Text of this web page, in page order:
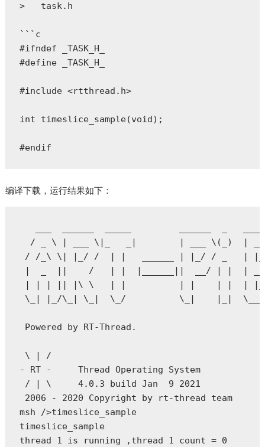
>   task.h
```c
#ifndef _TASK_H_
#define _TASK_H_
#include <rtthread.h>
int timeslice_sample(void);
#endif
编译下载，运行结果如下：
/ _ \ | ___ \|_   _|        | ___ \(_)  |
/ /_\ \| |_/ /  | |   ______ | |_/ / _
|  _  ||    /   | |  |______||  __/ | |
| | | || |\ \   | |          | |    | |  |
\_| |_/\_| \_|  \_/          \_|    |_|
Powered by RT-Thread.
\ | /
- RT -     Thread Operating System
/ | \     4.0.3 build Jan  9 2021
2006 - 2020 Copyright by rt-thread team
msh />timeslice_sample
timeslice_sample
thread 1 is running ,thread 1 count = 0